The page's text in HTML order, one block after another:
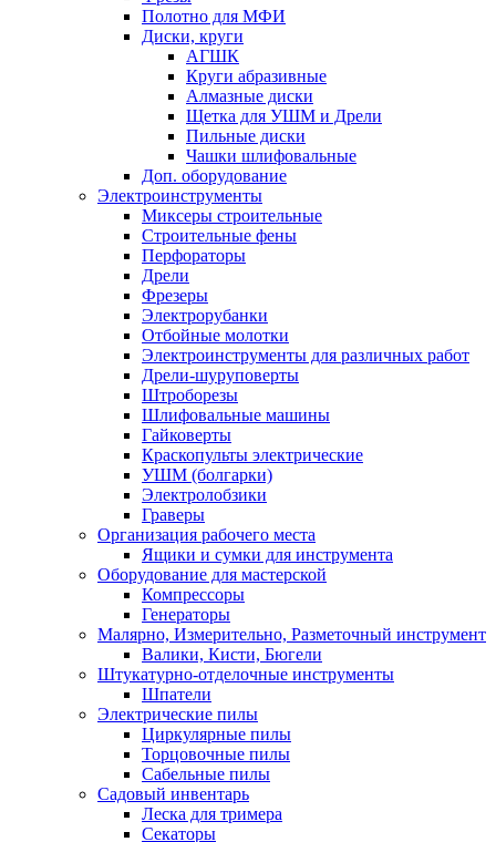
Полотно для МФИ
Диски, круги
АГШК
Круги абразивные
Алмазные диски
Щетка для УШМ и Дрели
Пильные диски
Чашки шлифовальные
Доп. оборудование
Электроинструменты
Миксеры строительные
Строительные фены
Перфораторы
Дрели
Фрезеры
Электрорубанки
Отбойные молотки
Электроинструменты для различных работ
Дрели-шуруповерты
Штроборезы
Шлифовальные машины
Гайковерты
Краскопульты электрические
УШМ (болгарки)
Электролобзики
Граверы
Организация рабочего места
Ящики и сумки для инструмента
Оборудование для мастерской
Компрессоры
Генераторы
Малярно, Измерительно, Разметочный инструмент
Валики, Кисти, Бюгели
Штукатурно-отделочные инструменты
Шпатели
Электрические пилы
Циркулярные пилы
Торцовочные пилы
Сабельные пилы
Садовый инвентарь
Леска для тримера
Секаторы